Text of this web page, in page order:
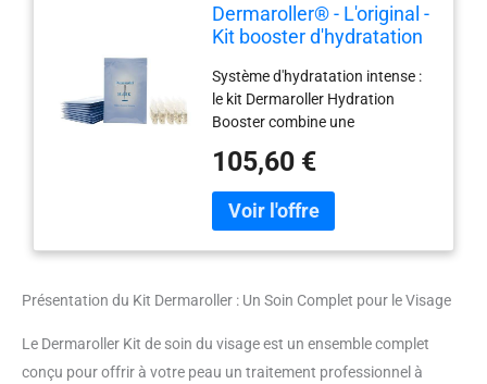
Dermaroller® - L'original -
Kit booster d'hydratation
Système d'hydratation intense :
le kit Dermaroller Hydration
Booster combine une
la peau avec des actifs
hydratants pour hydrater
efficacement la peau et favoriser
un teint frais et éclatant
Absorption optimale des
formulation spéciale, les
profondément dans les couches
de la peau et soutiennent la
105,60 €
Présentation du Kit Dermaroller : Un Soin Complet pour le Visage
Le Dermaroller Kit de soin du visage est un ensemble complet
conçu pour offrir à votre peau un traitement professionnel à